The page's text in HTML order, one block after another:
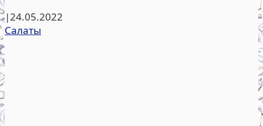
|24.05.2022
Салаты